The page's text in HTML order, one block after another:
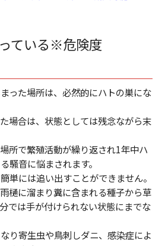
ている※危険度
った場所は、必然的にハトの巣にな
場合は、状態としては残念ながら末
所で繁殖活動が繰り返され1年中ハ
騒音に悩まされます。
単には追い出すことができません。
樋に溜まり糞に含まれる種子から草
では手が付けられない状態にまでな
り寄生虫や鳥刺しダニ、感染症によ